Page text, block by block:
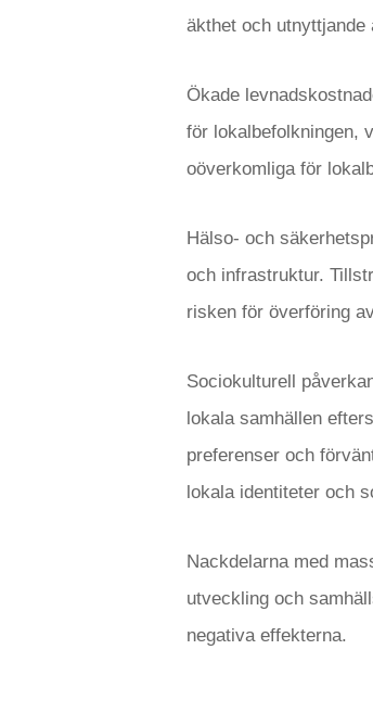
äkthet och utnyttjande
Ökade
för lokalbefolkningen,
oöverkomliga för
Hälso- och
och infrastruktur.
risken för överföring
Sociokulturell
lokala samhällen
preferenser och
lokala identiteter och
Nackdelarna med
utveckling och
negativa effekterna.